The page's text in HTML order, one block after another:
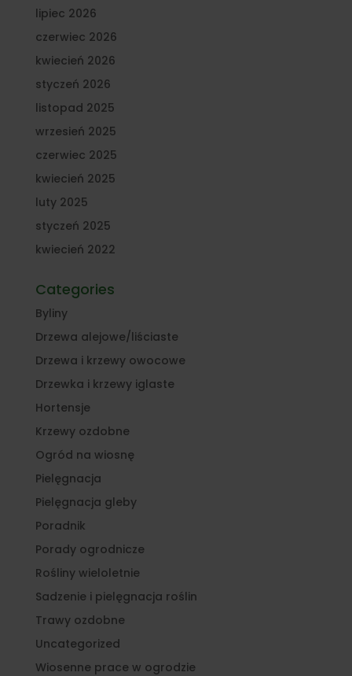
lipiec 2026
czerwiec 2026
kwiecień 2026
styczeń 2026
listopad 2025
wrzesień 2025
czerwiec 2025
kwiecień 2025
luty 2025
styczeń 2025
kwiecień 2022
Categories
Byliny
Drzewa alejowe/liściaste
Drzewa i krzewy owocowe
Drzewka i krzewy iglaste
Hortensje
Krzewy ozdobne
Ogród na wiosnę
Pielęgnacja
Pielęgnacja gleby
Poradnik
Porady ogrodnicze
Rośliny wieloletnie
Sadzenie i pielęgnacja roślin
Trawy ozdobne
Uncategorized
Wiosenne prace w ogrodzie